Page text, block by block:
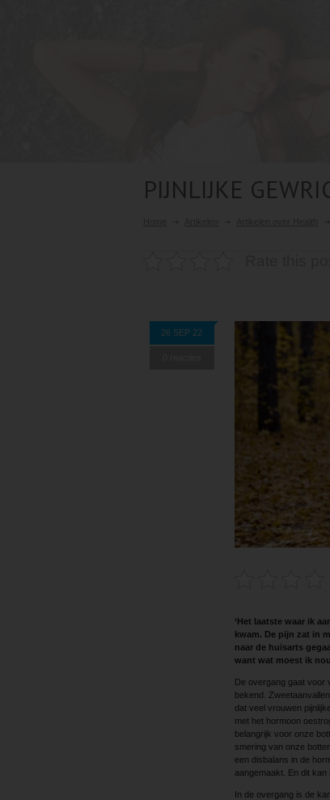
PIJNLIJKE
26 SEP 22
‘Het laatste waar ik
kwam. De pijn zat in
naar de huisarts
want wat moest ik
De overgang gaat voor
bekend.
dat veel vrouwen
met het hormoon
belangrijk voor onze
smering van onze
een disbalans in de
aangemaakt. En dit
In de overgang is de